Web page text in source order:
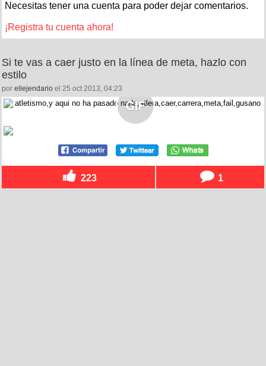
Necesitas tener una cuenta para poder dejar comentarios.
¡Registra tu cuenta ahora!
Si te vas a caer justo en la línea de meta, hazlo con
estilo
por ellejendario el 25 oct 2013, 04:23
223 1